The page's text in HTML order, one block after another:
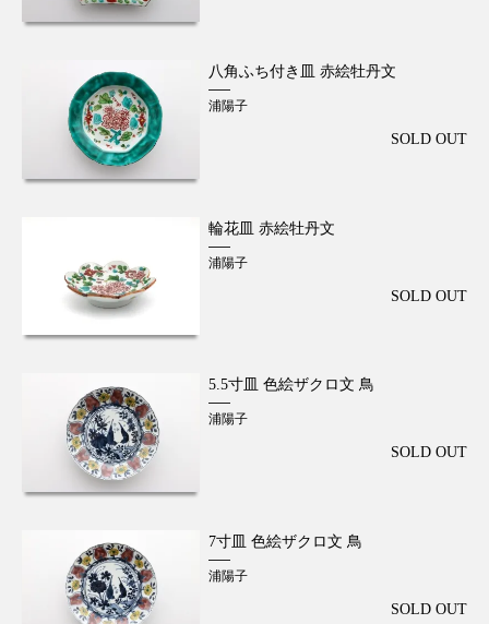
八角ふち付き皿 赤絵牡丹文
浦陽子
SOLD OUT
輪花皿 赤絵牡丹文
浦陽子
SOLD OUT
5.5寸皿 色絵ザクロ文 鳥
浦陽子
SOLD OUT
7寸皿 色絵ザクロ文 鳥
浦陽子
SOLD OUT